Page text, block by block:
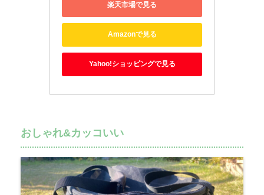
楽天市場で見る
Amazonで見る
Yahoo!ショッピングで見る
おしゃれ&カッコいい